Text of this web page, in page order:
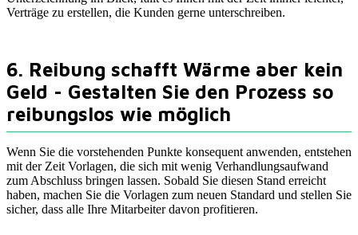
Verträge zu erstellen, die Kunden gerne unterschreiben.
6. Reibung schafft Wärme aber kein
Geld - Gestalten Sie den Prozess so
reibungslos wie möglich
Wenn Sie die vorstehenden Punkte konsequent anwenden, entstehen
mit der Zeit Vorlagen, die sich mit wenig Verhandlungsaufwand
zum Abschluss bringen lassen. Sobald Sie diesen Stand erreicht
haben, machen Sie die Vorlagen zum neuen Standard und stellen Sie
sicher, dass alle Ihre Mitarbeiter davon profitieren.